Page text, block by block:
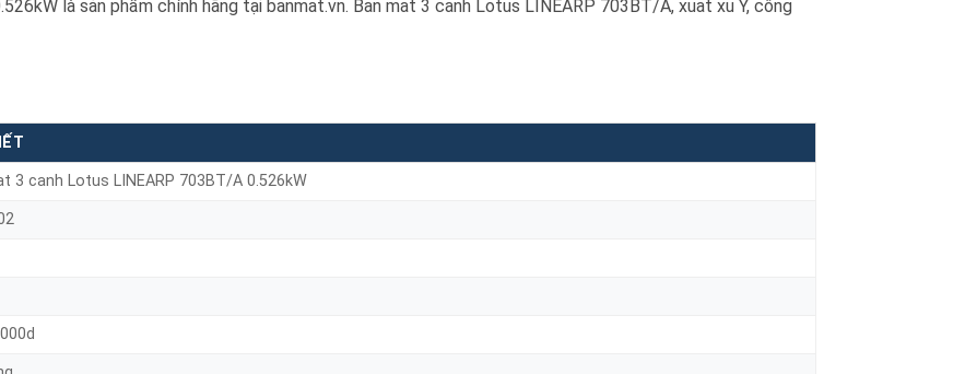
là sản phẩm chính hãng tại banmat.vn. Ban mat 3 canh Lotus LINEARP 703BT/A, xuat xu Y, công
3 canh Lotus LINEARP 703BT/A 0.526kW